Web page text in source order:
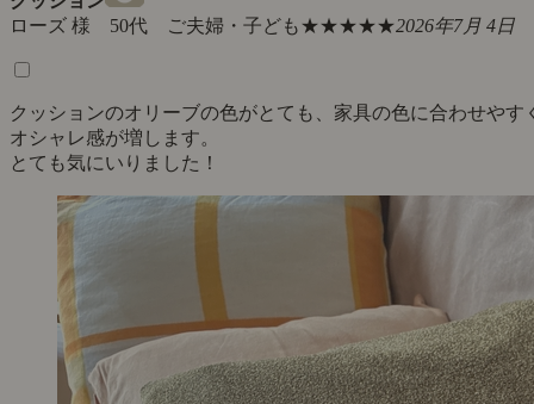
ローズ 様 50代 ご夫婦・子ども★★★★★2026年7月 4日
クッションのオリーブの色がとても、家具の色に合わせやす
オシャレ感が増します。
とても気にいりました！